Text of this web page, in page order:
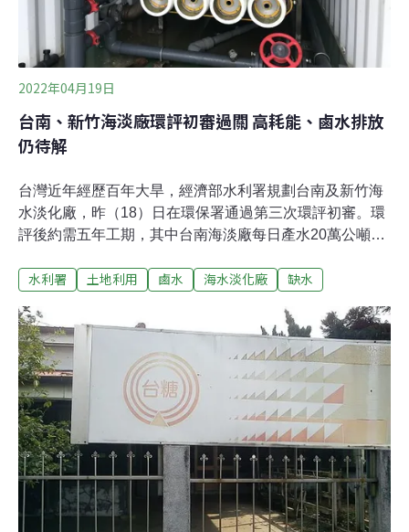
2022年04月19日
台南、新竹海淡廠環評初審過關 高耗能、鹵水排放
仍待解
台灣近年經歷百年大旱，經濟部水利署規劃台南及新竹海
水淡化廠，昨（18）日在環保署通過第三次環評初審。環
評後約需五年工期，其中台南海淡廠每日產水20萬公噸，
最大海淡廠目前全台24座海淡廠，僅台塑麥寮海淡廠一座
「鹵水」等污染問題，初審小組要求補充鹵水再利用等規
劃，兩案分別修正後通過。台南海淡廠由南區水資源局規
劃，預計設在台南市將軍區，鄰近七股鹽田，基地面積17
公頃，分兩期建置產水單元，第一期每日產水10萬公噸，
營運五年後增設第二期，增加到每日產水20萬公噸，將成
為全台規模最大的海淡廠。新竹海淡廠由北區水資源局規
劃，坐落於新竹市北區、南寮漁港一帶，基地面積10公
頃。廠址去年曾因應缺水，作為緊急海淡設施設置點，目
前該設施已移往馬祖東莒。這次的永久海淡廠，最大產水
規模則為每日10萬公噸。高耗能水源
水利署 土地利用 鹵水 海水淡化廠 缺水